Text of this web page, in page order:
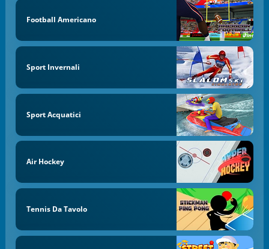
Football Americano
Sport Invernali
Sport Acquatici
Air Hockey
Tennis Da Tavolo